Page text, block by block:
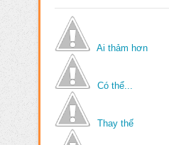
Ai thảm hơn
Có thể...
Thay thế